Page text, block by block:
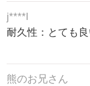
j****l
耐久性：とても良
熊のお兄さん